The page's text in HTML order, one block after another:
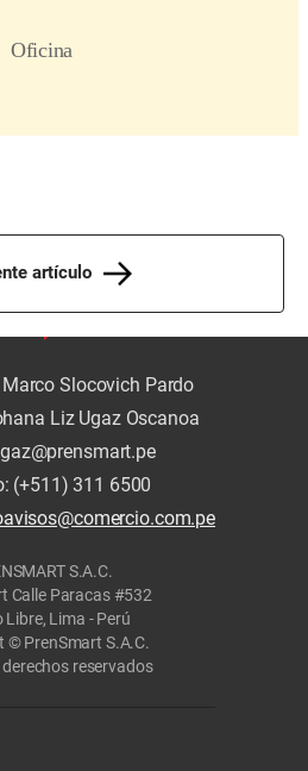
artículo
Slocovich Pardo
Liz Ugaz Oscanoa
(+511) 311 6500
S.A.C.
Calle Paracas #532
Libre, Lima - Perú
© PrenSmart S.A.C.
reservados